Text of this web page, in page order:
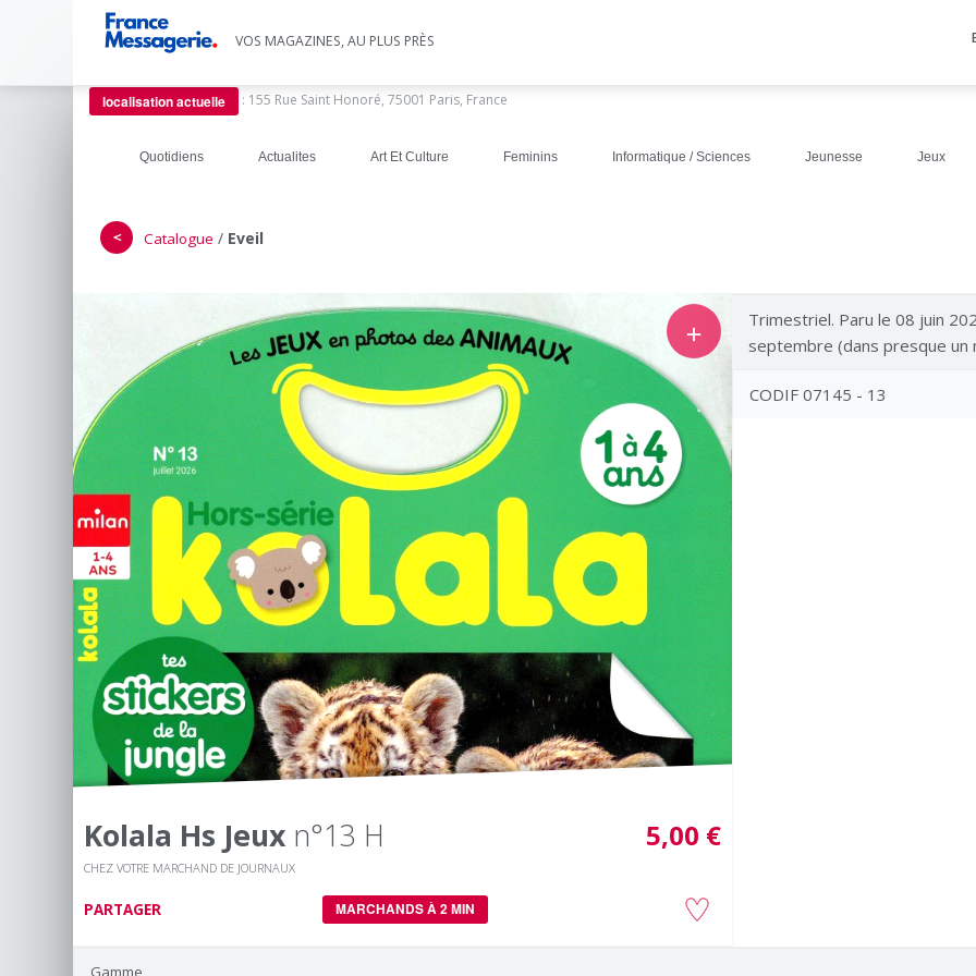
VOS MAGAZINES, AU PLUS PRÈS
localisation actuelle : 155 Rue Saint Honoré, 75001 Paris, France
Quotidiens Actualites Art Et Culture Feminins Informatique / Sciences Jeunesse Jeux
＜ Catalogue / Eveil
＋
Kolala Hs Jeux n°13 H
CHEZ VOTRE MARCHAND DE JOURNAUX
5,00 €
PARTAGER MARCHANDS À 2 MIN
Trimestriel. Paru le 08 juin
septembre (dans presque un
CODIF 07145 - 13
Gamme